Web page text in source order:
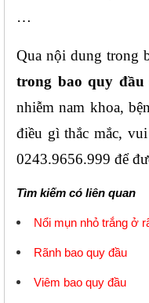
…
Qua nội dung trong
trong bao quy đầu
nhiễm nam khoa,
điều gì thắc mắc,
0243.9656.999 để
Tìm kiếm có liên quan
Nổi mụn nhỏ trắng ở
Rãnh bao quy đầu
Viêm bao quy đầu